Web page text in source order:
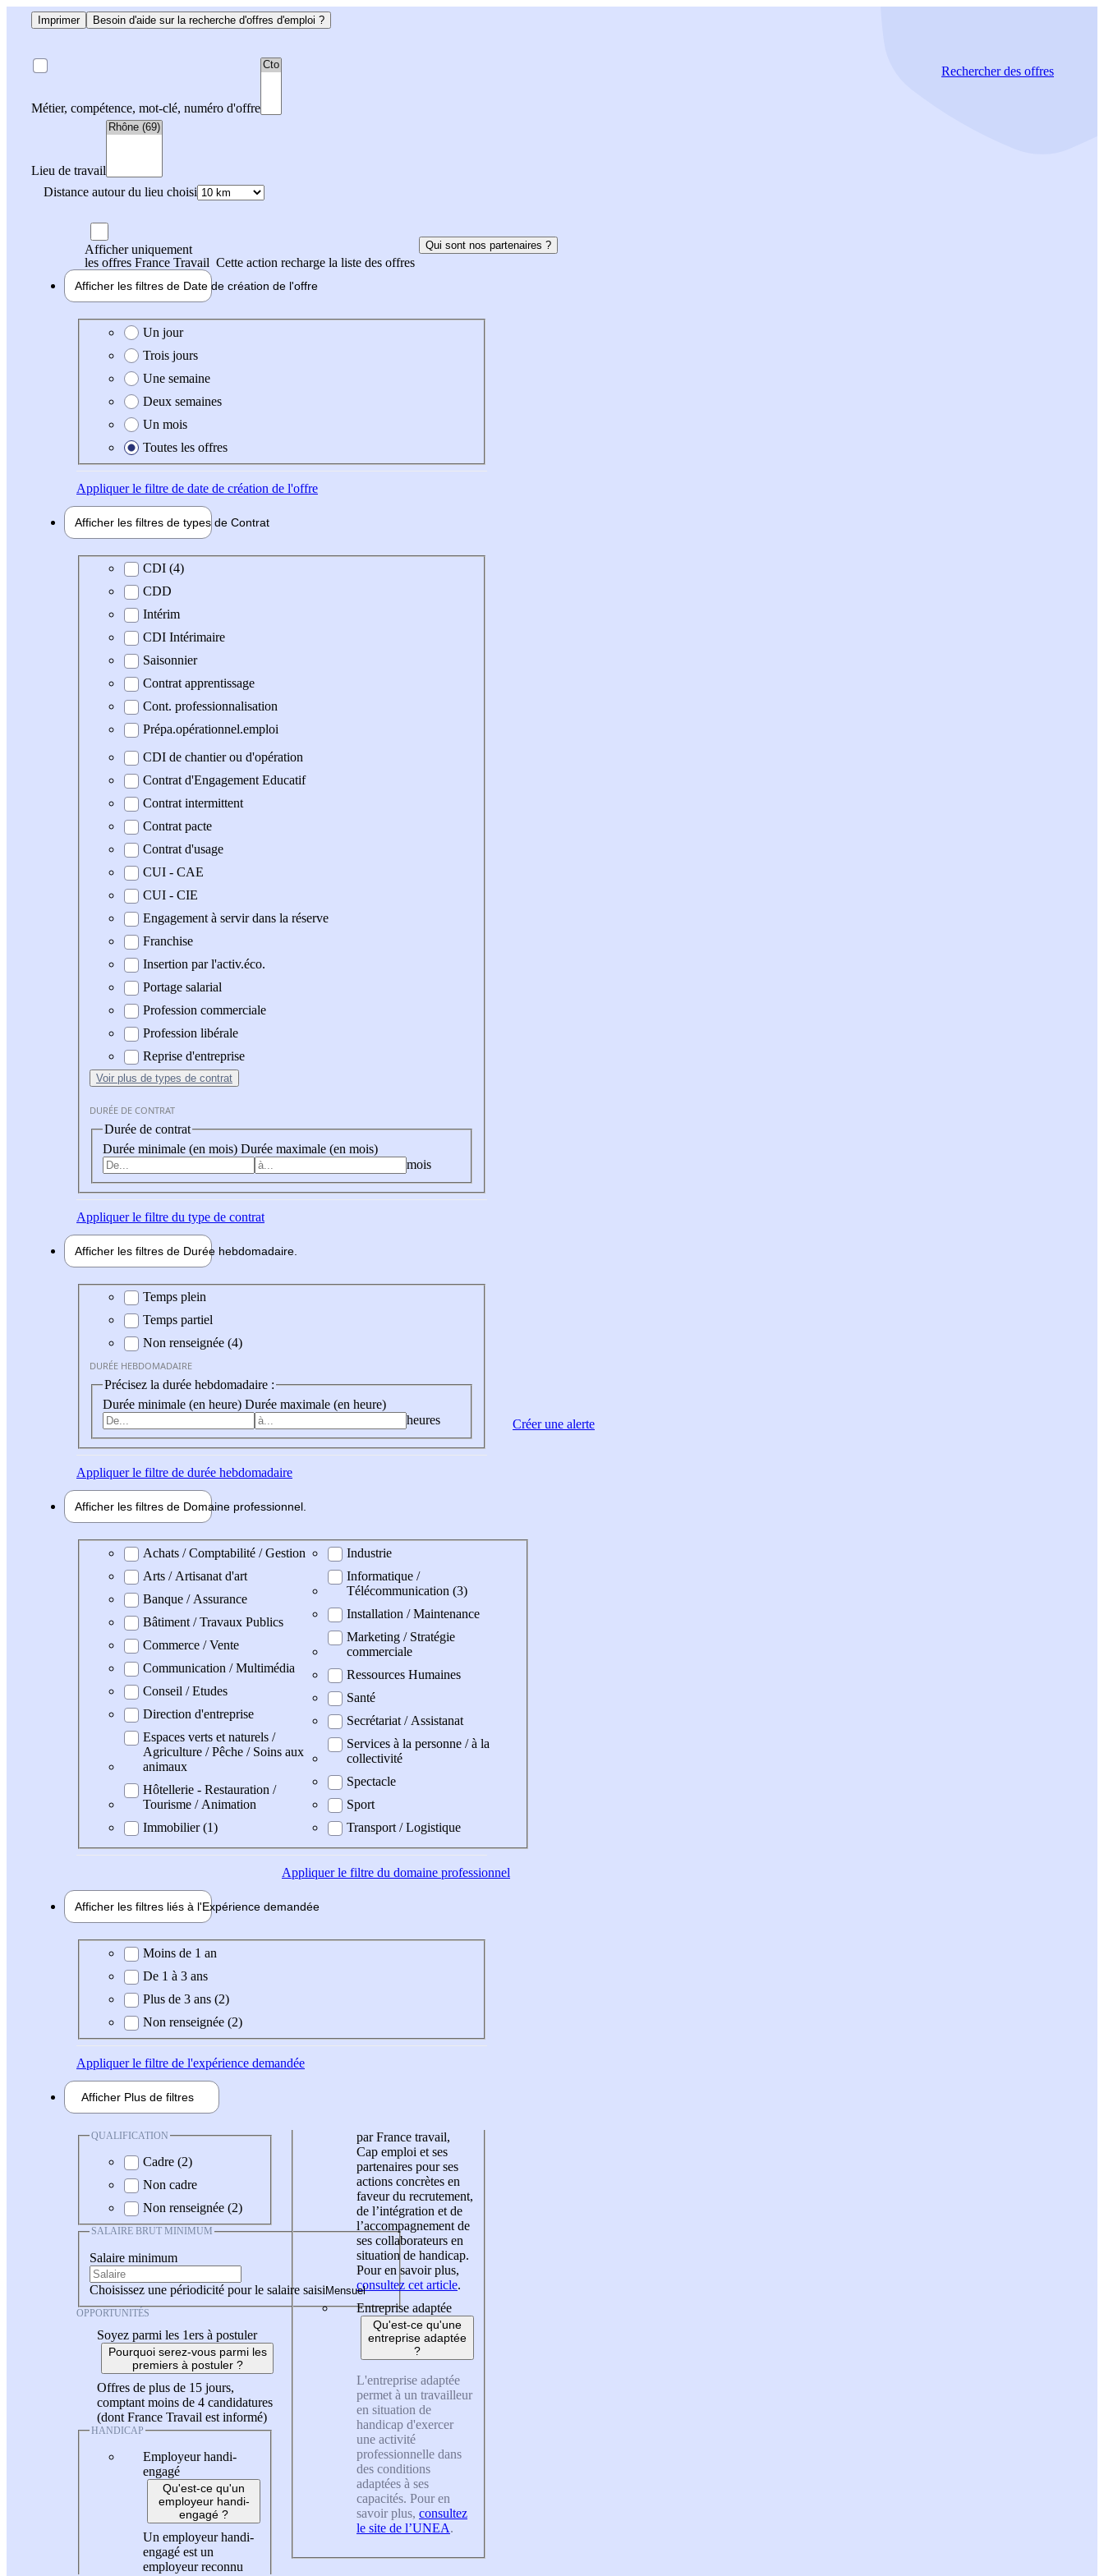
Imprimer Besoin d'aide sur la recherche d'offres d'emploi ?
Métier, compétence, mot-clé, numéro d'offre
Lieu de travail
Distance autour du lieu choisi
Rechercherdes offres
Afficher uniquement
les offres France Travail Cette action recharge la liste des offres
Qui sont nos partenaires ?
Afficher les filtres de Date de création de l'offre
Date de création de l'offre
Un jour
Trois jours
Une semaine
Deux semaines
Un mois
Toutes les offres
Appliquerle filtre de date de création de l'offre
Afficher les filtres de types de Contrat
Type de contrat
CDI (4)
CDD
Intérim
CDI Intérimaire
Saisonnier
Contrat apprentissage
Cont. professionnalisation
Prépa.opérationnel.emploi
CDI de chantier ou d'opération
Contrat d'Engagement Educatif
Contrat intermittent
Contrat pacte
Contrat d'usage
CUI - CAE
CUI - CIE
Engagement à servir dans la réserve
Franchise
Insertion par l'activ.éco.
Portage salarial
Profession commerciale
Profession libérale
Reprise d'entreprise
Voir plus de types de contrat
DURÉE DE CONTRAT
Durée de contrat
Durée minimale (en mois) Durée maximale (en mois)
mois
Appliquerle filtre du type de contrat
Afficher les filtres de Durée hebdomadaire
Durée hebdomadaire
Temps plein
Temps partiel
Non renseignée (4)
DURÉE HEBDOMADAIRE
Précisez la durée hebdomadaire :
Durée minimale (en heure) Durée maximale (en heure)
heures
Appliquerle filtre de durée hebdomadaire
Afficher les filtres de Domaine professionnel
Domaine professionel
Achats / Comptabilité / Gestion
Arts / Artisanat d'art
Banque / Assurance
Bâtiment / Travaux Publics
Commerce / Vente
Communication / Multimédia
Conseil / Etudes
Direction d'entreprise
Espaces verts et naturels /
Agriculture / Pêche / Soins aux
animaux
Hôtellerie - Restauration /
Tourisme / Animation
Immobilier (1)
Industrie
Informatique /
Télécommunication (3)
Installation / Maintenance
Marketing / Stratégie
commerciale
Ressources Humaines
Santé
Secrétariat / Assistanat
Services à la personne / à la
collectivité
Spectacle
Sport
Transport / Logistique
Appliquerle filtre du domaine professionnel
Afficher les filtres liés à l'Expérience demandée
Expérience demandée
Moins de 1 an
De 1 à 3 ans
Plus de 3 ans (2)
Non renseignée (2)
Appliquerle filtre de l'expérience demandée
Afficher Plus de filtres
QUALIFICATION
Cadre (2)
Non cadre
Non renseignée (2)
SALAIRE BRUT MINIMUM
Salaire minimum
Choisissez une périodicité pour le salaire saisi
OPPORTUNITÉS
Soyez parmi les 1ers à postuler
Pourquoi serez-vous parmi les
premiers à postuler ?
Offres de plus de 15 jours,
comptant moins de 4 candidatures
(dont France Travail est informé)
HANDICAP
Employeur handi-
engagé
Qu'est-ce qu'un
employeur handi-
engagé ?
Un employeur handi-
engagé est un
employeur reconnu
par France travail,
Cap emploi et ses
partenaires pour ses
actions concrètes en
faveur du recrutement,
de l’intégration et de
l’accompagnement de
ses collaborateurs en
situation de handicap.
Pour en savoir plus,
consultez cet article.
Entreprise adaptée
Qu'est-ce qu'une
entreprise adaptée
?
L'entreprise adaptée
permet à un travailleur
en situation de
handicap d'exercer
une activité
professionnelle dans
des conditions
adaptées à ses
capacités. Pour en
savoir plus, consultez
le site de l’UNEA.
Créer une alerte